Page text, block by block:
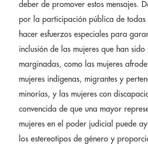
deber de promover estos mensajes.
por la participación pública de todas
hacer esfuerzos especiales para
inclusión de las mujeres que han
marginadas, como las mujeres
mujeres indígenas, migrantes y
minorías, y las mujeres con
convencida de que una mayor
mujeres en el poder judicial puede
los estereotipos de género y